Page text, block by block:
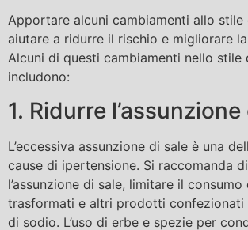
Apportare alcuni cambiamenti allo stile
aiutare a ridurre il rischio e migliorare
Alcuni di questi cambiamenti nello stile
includono:
1. Ridurre
L’eccessiva assunzione di sale è una
cause di ipertensione. Si raccomanda
l’assunzione di sale, limitare il
trasformati e altri prodotti confezionati
di sodio. L’uso di erbe e spezie per